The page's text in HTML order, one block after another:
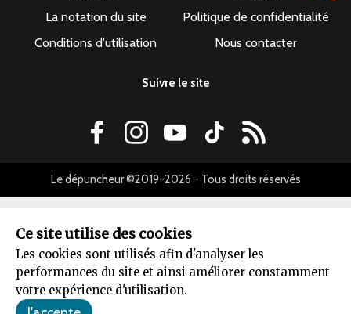
Ce site utilise des cookies
Les cookies sont utilisés afin d'analyser les
performances du site et ainsi améliorer constamment
votre expérience d'utilisation.
La notation du site
Politique de confidentialité
Conditions d'utilisation
Nous contacter
Suivre le site
Le dépuncheur ©2019-2026 - Tous droits réservés